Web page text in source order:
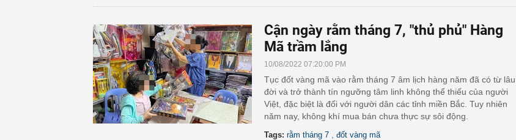
Cận ngày rằm tháng 7, "thủ phủ" Hàng
Mã trầm lắng
10/08/2022 07:20:00 PM
Tục đốt vàng mã vào rằm tháng 7 âm lịch hàng năm đã có từ lâu
đời và trở thành tín ngưỡng tâm linh không thể thiếu của người
Việt, đặc biệt là đối với người dân các tỉnh miền Bắc. Tuy nhiên
năm nay, không khí mua bán chưa thực sự sôi động.
Tags: rằm tháng 7 đốt vàng mã